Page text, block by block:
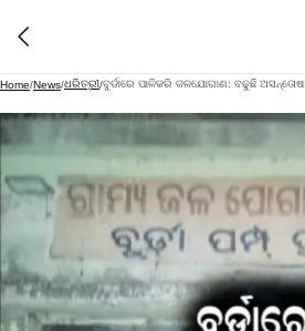
Home/News/ଧରିତ୍ରୀ/ବୁର୍ଡାରେ ପାଳିକରି ଜଳଯୋଗାଣ: ବଢୁଛି ଅସନ୍ତୋଷ